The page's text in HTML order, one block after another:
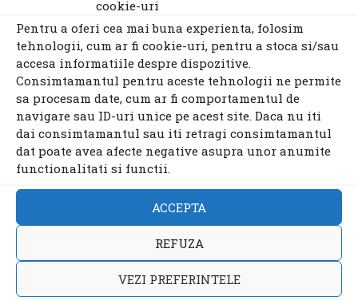
cookie-uri
Pentru a oferi cea mai buna experienta, folosim
tehnologii, cum ar fi cookie-uri, pentru a stoca si/sau
accesa informatiile despre dispozitive.
Consimtamantul pentru aceste tehnologii ne permite
sa procesam date, cum ar fi comportamentul de
navigare sau ID-uri unice pe acest site. Daca nu iti
dai consimtamantul sau iti retragi consimtamantul
dat poate avea afecte negative asupra unor anumite
functionalitati si functii.
ACCEPTA
REFUZA
VEZI PREFERINTELE
Pentru detalii:contact@farcasgelu.eu
De asemenea, daca doriti sa va promovati firma in
acest site (contra cost) prin advertoriale, bannere
etc. va rugam sa ne contactati.
4.7/5 - (30 voturi)
PROTECTIA CONSUMATORILOR
:www.anpc.ro; : 021.9551
Politica de confidentialitate